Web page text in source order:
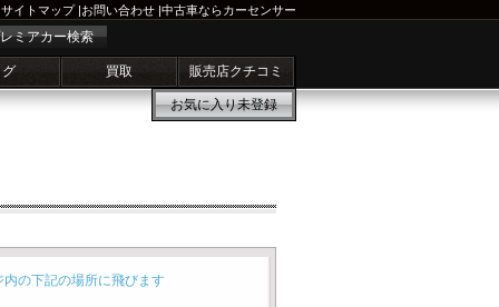
サイトマップ|お問い合わせ |中古車ならカーセンサー
ミアカー検索
買取 販売店クチコミ
お気に入り未登録
内の下記の場所に飛びます